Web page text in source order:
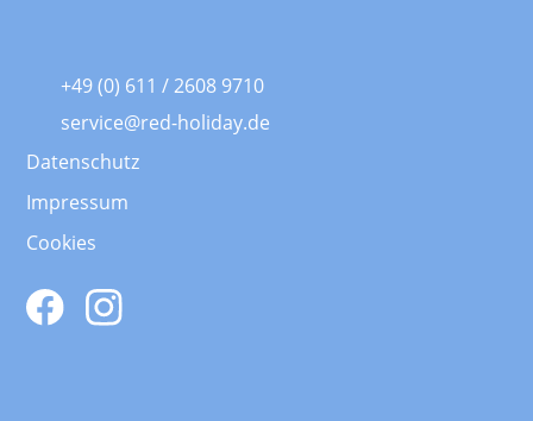
+49 (0) 611 / 2608 9710
service@red-holiday.de
Datenschutz
Impressum
Cookies